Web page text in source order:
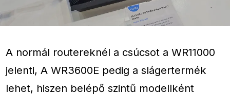
A normál routereknél a csúcsot a WR11000
jelenti, A WR3600E pedig a slágertermék
lehet, hiszen belépő szintű modellként